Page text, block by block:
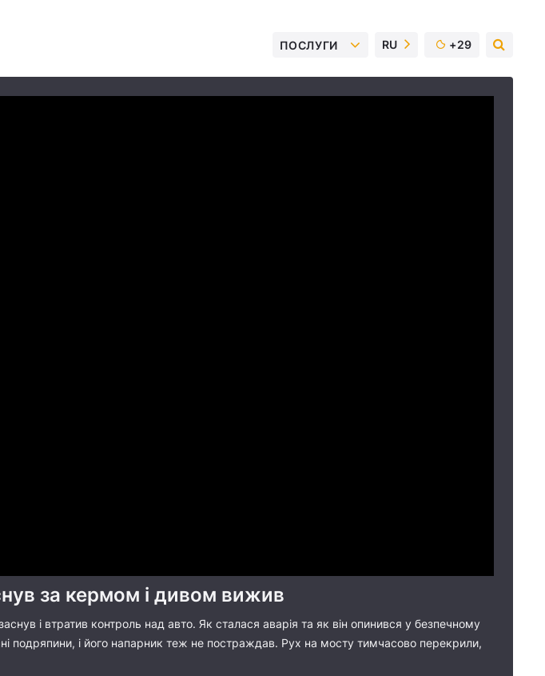
ПОСЛУГИ RU +29
за кермом і дивом вижив
і втратив контроль над авто. Як сталася аварія та як він опинився у безпечному
подряпини, і його напарник теж не постраждав. Рух на мосту тимчасово перекрили,